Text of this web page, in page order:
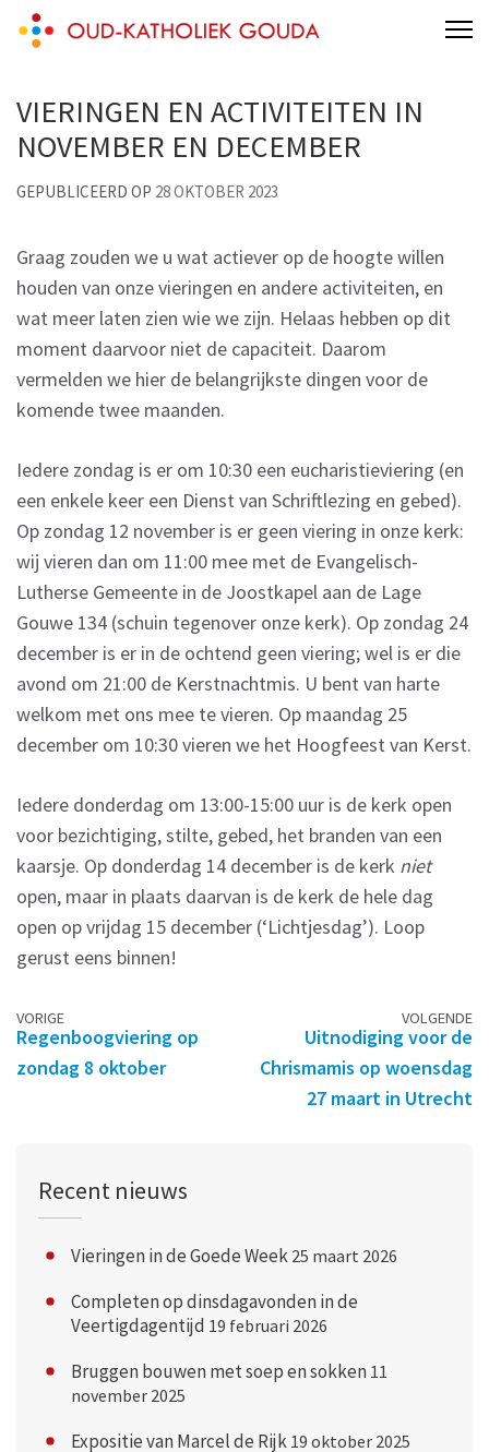
Skip
(Press
Enter)
Oud-Katholieke Parochie Gouda
H.Johannes de Doper
VIERINGEN EN ACTIVITEITEN IN
NOVEMBER EN DECEMBER
GEPUBLICEERD OP 28 OKTOBER 2023
Graag zouden we u wat actiever op de hoogte willen
houden van onze vieringen en andere activiteiten, en
wat meer laten zien wie we zijn. Helaas hebben op dit
moment daarvoor niet de capaciteit. Daarom
vermelden we hier de belangrijkste dingen voor de
komende twee maanden.
Iedere zondag is er om 10:30 een eucharistieviering (en
een enkele keer een Dienst van Schriftlezing en gebed).
Op zondag 12 november is er geen viering in onze kerk:
wij vieren dan om 11:00 mee met de Evangelisch-
Lutherse Gemeente in de Joostkapel aan de Lage
Gouwe 134 (schuin tegenover onze kerk). Op zondag 24
december is er in de ochtend geen viering; wel is er die
avond om 21:00 de Kerstnachtmis. U bent van harte
welkom met ons mee te vieren. Op maandag 25
december om 10:30 vieren we het Hoogfeest van Kerst.
Iedere donderdag om 13:00-15:00 uur is de kerk open
voor bezichtiging, stilte, gebed, het branden van een
kaarsje. Op donderdag 14 december is de kerk niet
open, maar in plaats daarvan is de kerk de hele dag
open op vrijdag 15 december (‘Lichtjesdag’). Loop
gerust eens binnen!
Berichtennavigatie
VORIGE
Regenboogviering op
zondag 8 oktober
VOLGENDE
Uitnodiging voor de
Chrismamis op woensdag
27 maart in Utrecht
Recent nieuws
Vieringen in de Goede Week 25 maart 2026
Completen op dinsdagavonden in de
Veertigdagentijd 19 februari 2026
Bruggen bouwen met soep en sokken 11
november 2025
Expositie van Marcel de Rijk 19 oktober 2025